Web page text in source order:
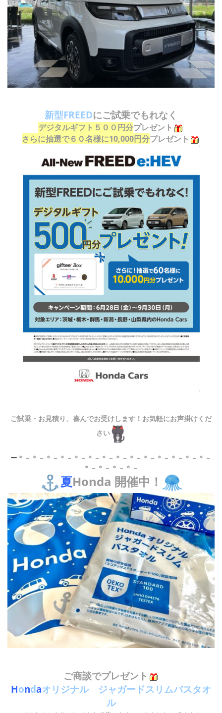
新型FREEDにご試乗でもれなく
デジタルギフト５００円分プレゼント
さらに抽選で６０名様に10,000円分プレゼント
ご試乗・お見積り、喜んでお受けします！お気軽にお声掛けくだ
さい
ー ＊ － ＊ － ＊ － ＊ － ＊ － ＊ － ＊ － ＊ － ＊ － ＊ － ＊ － ＊ － ＊ － ＊ －
＊ － ＊ － ＊ － ＊ －
夏Honda 開催中！
ご商談でプレゼント
Hondaオリジナル ジャガードスリムバスタオ
ル